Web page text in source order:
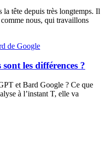
la tête depuis très longtemps. Il
nous, qui travaillons
les différences ?
et Bard Google ? Ce que
à l’instant T, elle va